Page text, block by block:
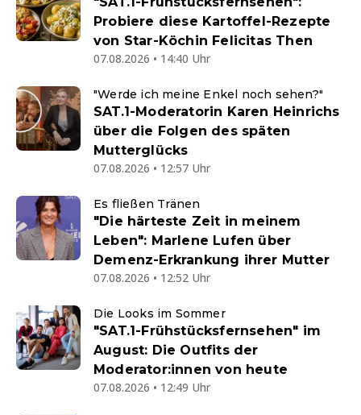
Probiere diese Kartoffel-Rezepte
von Star-Köchin Felicitas Then
07.08.2026 • 14:40 Uhr
"Werde ich meine Enkel noch sehen?"
SAT.1-Moderatorin Karen Heinrichs
über die Folgen des späten
Mutterglücks
07.08.2026 • 12:57 Uhr
Es fließen Tränen
"Die härteste Zeit in meinem
Leben": Marlene Lufen über
Demenz-Erkrankung ihrer Mutter
07.08.2026 • 12:52 Uhr
Die Looks im Sommer
"SAT.1-Frühstücksfernsehen" im
August: Die Outfits der
Moderator:innen von heute
07.08.2026 • 12:49 Uhr